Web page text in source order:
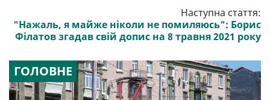
Наступна стаття:
"Нажаль, я майже ніколи не помиляюсь": Борис
Філатов згадав свій допис на 8 травня 2021 року
ГОЛОВНЕ